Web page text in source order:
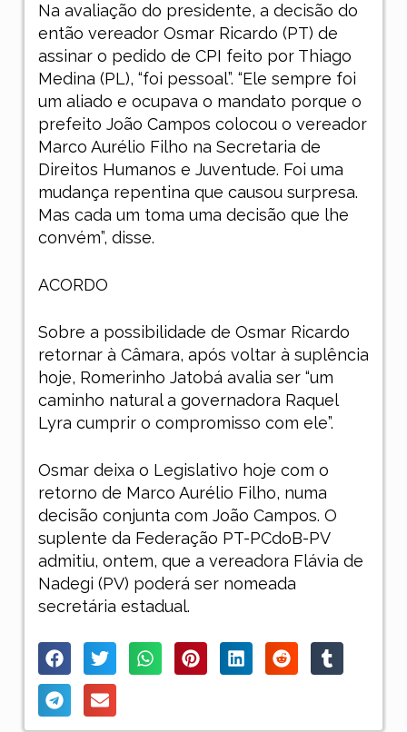
Na avaliação do presidente, a decisão do
então vereador Osmar Ricardo (PT) de
assinar o pedido de CPI feito por Thiago
Medina (PL), “foi pessoal”. “Ele sempre foi
um aliado e ocupava o mandato porque o
prefeito João Campos colocou o vereador
Marco Aurélio Filho na Secretaria de
Direitos Humanos e Juventude. Foi uma
mudança repentina que causou surpresa.
Mas cada um toma uma decisão que lhe
convém”, disse.
ACORDO
Sobre a possibilidade de Osmar Ricardo
retornar à Câmara, após voltar à suplência
hoje, Romerinho Jatobá avalia ser “um
caminho natural a governadora Raquel
Lyra cumprir o compromisso com ele”.
Osmar deixa o Legislativo hoje com o
retorno de Marco Aurélio Filho, numa
decisão conjunta com João Campos. O
suplente da Federação PT-PCdoB-PV
admitiu, ontem, que a vereadora Flávia de
Nadegi (PV) poderá ser nomeada
secretária estadual.